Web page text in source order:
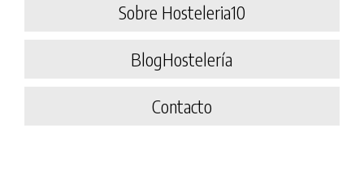
Sobre Hosteleria10
BlogHostelería
Contacto